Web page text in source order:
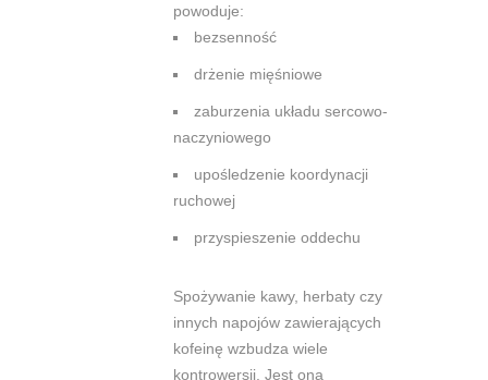
powoduje:
bezsenność
drżenie mięśniowe
zaburzenia układu sercowo-
naczyniowego
upośledzenie koordynacji
ruchowej
przyspieszenie oddechu
Spożywanie kawy, herbaty czy
innych napojów zawierających
kofeinę wzbudza wiele
kontrowersji. Jest ona